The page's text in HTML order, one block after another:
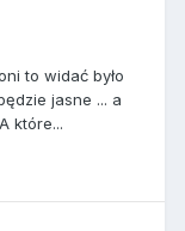
to widać było
jasne ... a
które...